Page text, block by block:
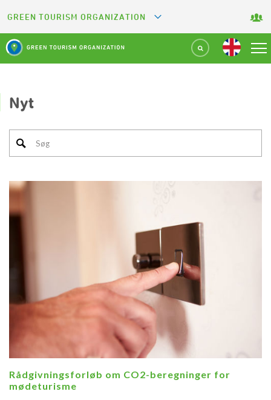
GREEN TOURISM ORGANIZATION
GREEN KEY
GREEN RESTAURANT
GREEN SPORT FACILITY
Nyt
Rådgivningsforløb om CO2-beregninger for
mødeturisme